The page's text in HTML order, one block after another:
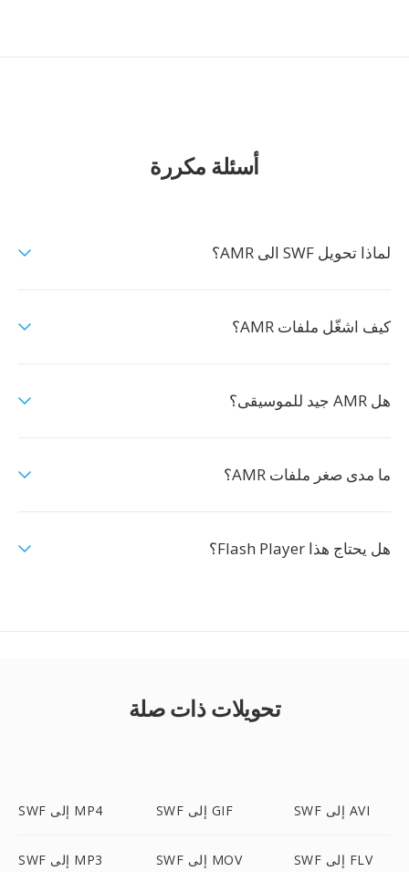
أسئلة مكررة
لماذا تحويل SWF الى AMR؟
كيف اشغّل ملفات AMR؟
هل AMR جيد للموسيقى؟
ما مدى صغر ملفات AMR؟
هل يحتاج هذا Flash Player؟
تحويلات ذات صلة
SWF إلى MP4 SWF إلى GIF SWF إلى AVI
SWF إلى MP3 SWF إلى MOV SWF إلى FLV